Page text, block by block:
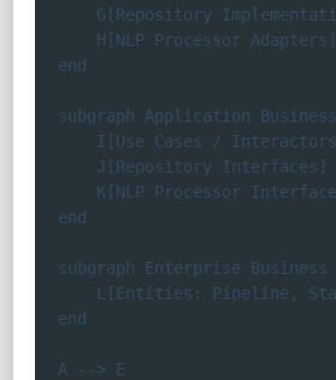
G[Repository
        H[NLP Processor Adapters]
    end
subgraph Application Business
I[Use Cases /
        J[Repository Interfaces]
K[NLP Processor
    end
subgraph Enterprise Business
L[Entities: Pipeline,
    end
    A --> E